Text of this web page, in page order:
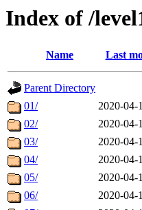
Index of /
Name Last
Parent Directory
01/
2020-04-
02/
2020-04-
03/
2020-04-
04/
2020-04-
05/
2020-04-
06/
2020-04-